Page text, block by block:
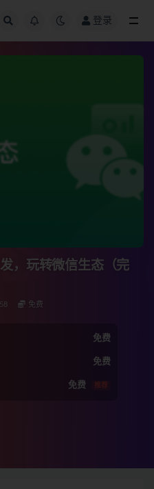
登录
，玩转微信生态（完
58 免费
免费
免费
免费 推荐